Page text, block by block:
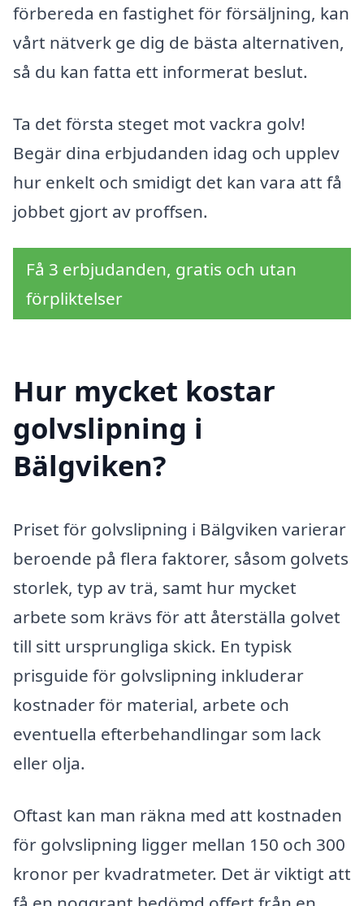
förbereda en fastighet för försäljning, kan
vårt nätverk ge dig de bästa alternativen,
så du kan fatta ett informerat beslut.
Ta det första steget mot vackra golv!
Begär dina erbjudanden idag och upplev
hur enkelt och smidigt det kan vara att få
jobbet gjort av proffsen.
Få 3 erbjudanden, gratis och utan
förpliktelser
Hur mycket kostar
golvslipning i
Bälgviken?
Priset för golvslipning i Bälgviken varierar
beroende på flera faktorer, såsom golvets
storlek, typ av trä, samt hur mycket
arbete som krävs för att återställa golvet
till sitt ursprungliga skick. En typisk
prisguide för golvslipning inkluderar
kostnader för material, arbete och
eventuella efterbehandlingar som lack
eller olja.
Oftast kan man räkna med att kostnaden
för golvslipning ligger mellan 150 och 300
kronor per kvadratmeter. Det är viktigt att